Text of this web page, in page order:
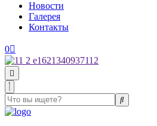
Новости
Галерея
Контакты
0